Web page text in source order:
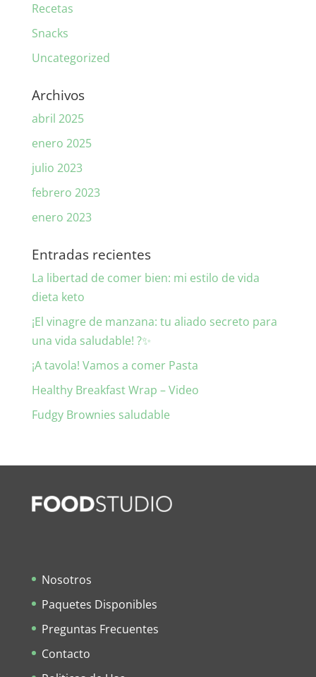
Recetas
Snacks
Uncategorized
Archivos
abril 2025
enero 2025
julio 2023
febrero 2023
enero 2023
Entradas recientes
La libertad de comer bien: mi estilo de vida
dieta keto
¡El vinagre de manzana: tu aliado secreto para
una vida saludable! ?✨
¡A tavola! Vamos a comer Pasta
Healthy Breakfast Wrap – Video
Fudgy Brownies saludable
Nosotros
Paquetes Disponibles
Preguntas Frecuentes
Contacto